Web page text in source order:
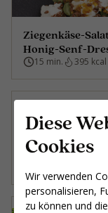
Diese
Cookies
Wir verwenden
personalisieren,
zu können und
Ziegenkäse-
Honig-Senf-
15 min. 395 kcal
Schweinefilet